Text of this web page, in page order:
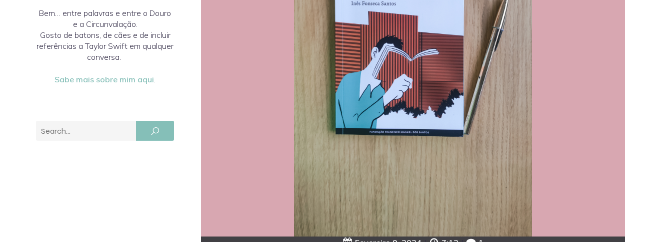
Bem… entre palavras e entre o Douro
e a Circunvalação.
Gosto de batons, de cães e de incluir
referências a Taylor Swift em qualquer
conversa.
Sabe mais sobre mim aqui.